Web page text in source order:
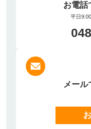
お電話
平日
メール